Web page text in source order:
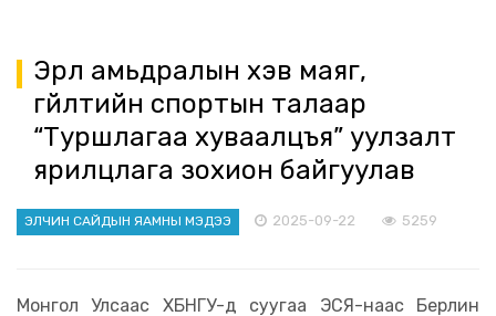
Эрүүл амьдралын хэв маяг,
гүйлтийн спортын талаар
“Туршлагаа хуваалцъя” уулзалт
ярилцлага зохион байгуулав
ЭЛЧИН САЙДЫН ЯАМНЫ МЭДЭЭ 2025-09-22 5259
Монгол Улсаас ХБНГУ-д суугаа ЭСЯ-наас Берлин